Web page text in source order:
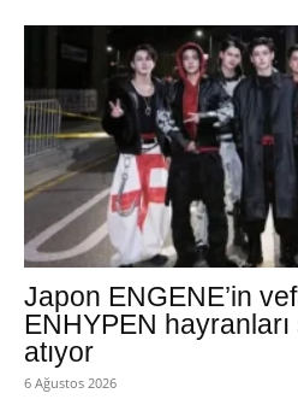
Japon ENGENE’in
ENHYPEN
atıyor
6 Ağustos 2026